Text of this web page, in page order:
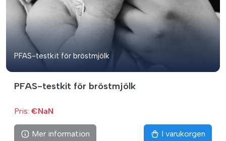
PFAS-testkit för bröstmjölk
PFAS-testkit för bröstmjölk
Pris: €NaN
Mer information I varukorgen